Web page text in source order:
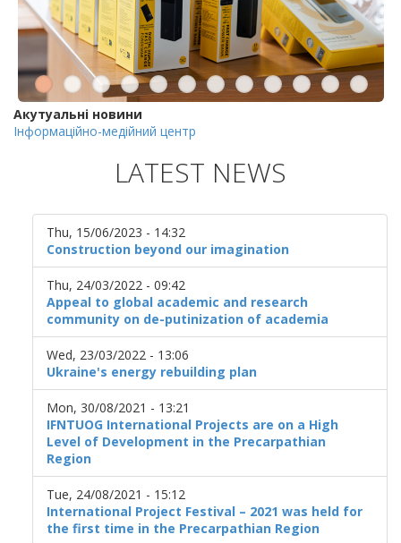
Акутуальні новини
Інформаційно-медійний центр
LATEST NEWS
Thu, 15/06/2023 - 14:32
Construction beyond our imagination
Thu, 24/03/2022 - 09:42
Appeal to global academic and research
community on de-putinization of academia
Wed, 23/03/2022 - 13:06
Ukraine's energy rebuilding plan
Mon, 30/08/2021 - 13:21
IFNTUOG International Projects are on a High
Level of Development in the Precarpathian
Region
Tue, 24/08/2021 - 15:12
International Project Festival – 2021 was held for
the first time in the Precarpathian Region